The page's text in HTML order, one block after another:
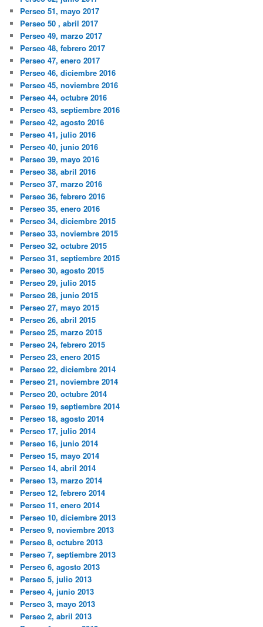
Perseo 51, mayo 2017
Perseo 50 , abril 2017
Perseo 49, marzo 2017
Perseo 48, febrero 2017
Perseo 47, enero 2017
Perseo 46, diciembre 2016
Perseo 45, noviembre 2016
Perseo 44, octubre 2016
Perseo 43, septiembre 2016
Perseo 42, agosto 2016
Perseo 41, julio 2016
Perseo 40, junio 2016
Perseo 39, mayo 2016
Perseo 38, abril 2016
Perseo 37, marzo 2016
Perseo 36, febrero 2016
Perseo 35, enero 2016
Perseo 34, diciembre 2015
Perseo 33, noviembre 2015
Perseo 32, octubre 2015
Perseo 31, septiembre 2015
Perseo 30, agosto 2015
Perseo 29, julio 2015
Perseo 28, junio 2015
Perseo 27, mayo 2015
Perseo 26, abril 2015
Perseo 25, marzo 2015
Perseo 24, febrero 2015
Perseo 23, enero 2015
Perseo 22, diciembre 2014
Perseo 21, noviembre 2014
Perseo 20, octubre 2014
Perseo 19, septiembre 2014
Perseo 18, agosto 2014
Perseo 17, julio 2014
Perseo 16, junio 2014
Perseo 15, mayo 2014
Perseo 14, abril 2014
Perseo 13, marzo 2014
Perseo 12, febrero 2014
Perseo 11, enero 2014
Perseo 10, diciembre 2013
Perseo 9, noviembre 2013
Perseo 8, octubre 2013
Perseo 7, septiembre 2013
Perseo 6, agosto 2013
Perseo 5, julio 2013
Perseo 4, junio 2013
Perseo 3, mayo 2013
Perseo 2, abril 2013